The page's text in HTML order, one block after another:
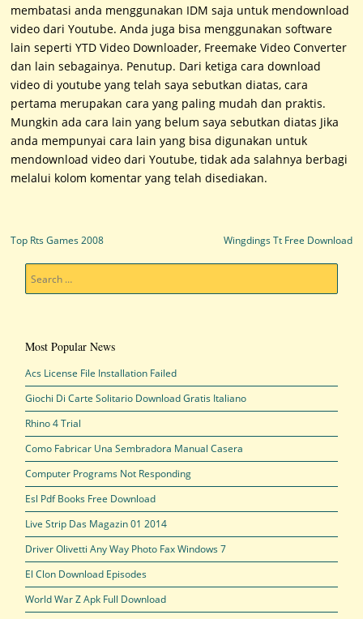
membatasi anda menggunakan IDM saja untuk mendownload
video dari Youtube. Anda juga bisa menggunakan software
lain seperti YTD Video Downloader, Freemake Video Converter
dan lain sebagainya. Penutup. Dari ketiga cara download
video di youtube yang telah saya sebutkan diatas, cara
pertama merupakan cara yang paling mudah dan praktis.
Mungkin ada cara lain yang belum saya sebutkan diatas Jika
anda mempunyai cara lain yang bisa digunakan untuk
mendownload video dari Youtube, tidak ada salahnya berbagi
melalui kolom komentar yang telah disediakan.
Post navigation
Top Rts Games 2008 Wingdings Tt Free Download
Most Popular News
Acs License File Installation Failed
Giochi Di Carte Solitario Download Gratis Italiano
Rhino 4 Trial
Como Fabricar Una Sembradora Manual Casera
Computer Programs Not Responding
Esl Pdf Books Free Download
Live Strip Das Magazin 01 2014
Driver Olivetti Any Way Photo Fax Windows 7
El Clon Download Episodes
World War Z Apk Full Download